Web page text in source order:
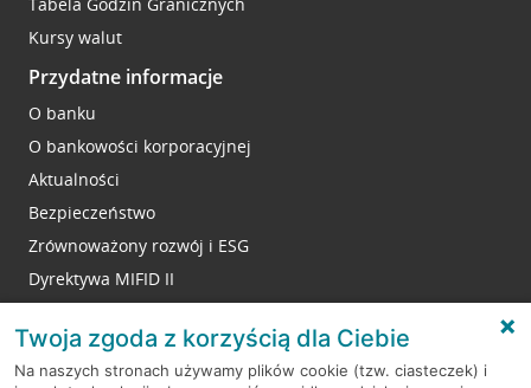
Kursy walut
Przydatne informacje
O banku
O bankowości korporacyjnej
Aktualności
Bezpieczeństwo
Zrównoważony rozwój i ESG
Dyrektywa MIFID II
Twoja zgoda z korzyścią dla Ciebie
Na naszych stronach używamy plików cookie (tzw. ciasteczek) i